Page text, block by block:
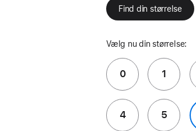
Find din størrelse
Vælg nu din størrelse:
0 1
4 5